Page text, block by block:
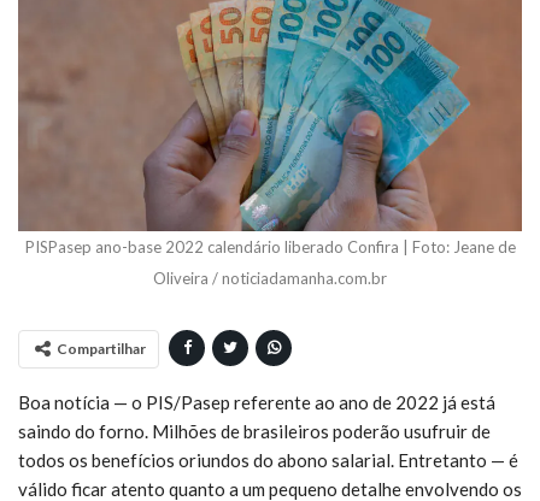
PISPasep ano-base 2022 calendário liberado Confira | Foto: Jeane de
Oliveira / noticiadamanha.com.br
Compartilhar
Boa notícia — o PIS/Pasep referente ao ano de 2022 já está
saindo do forno. Milhões de brasileiros poderão usufruir de
todos os benefícios oriundos do abono salarial. Entretanto — é
válido ficar atento quanto a um pequeno detalhe envolvendo os